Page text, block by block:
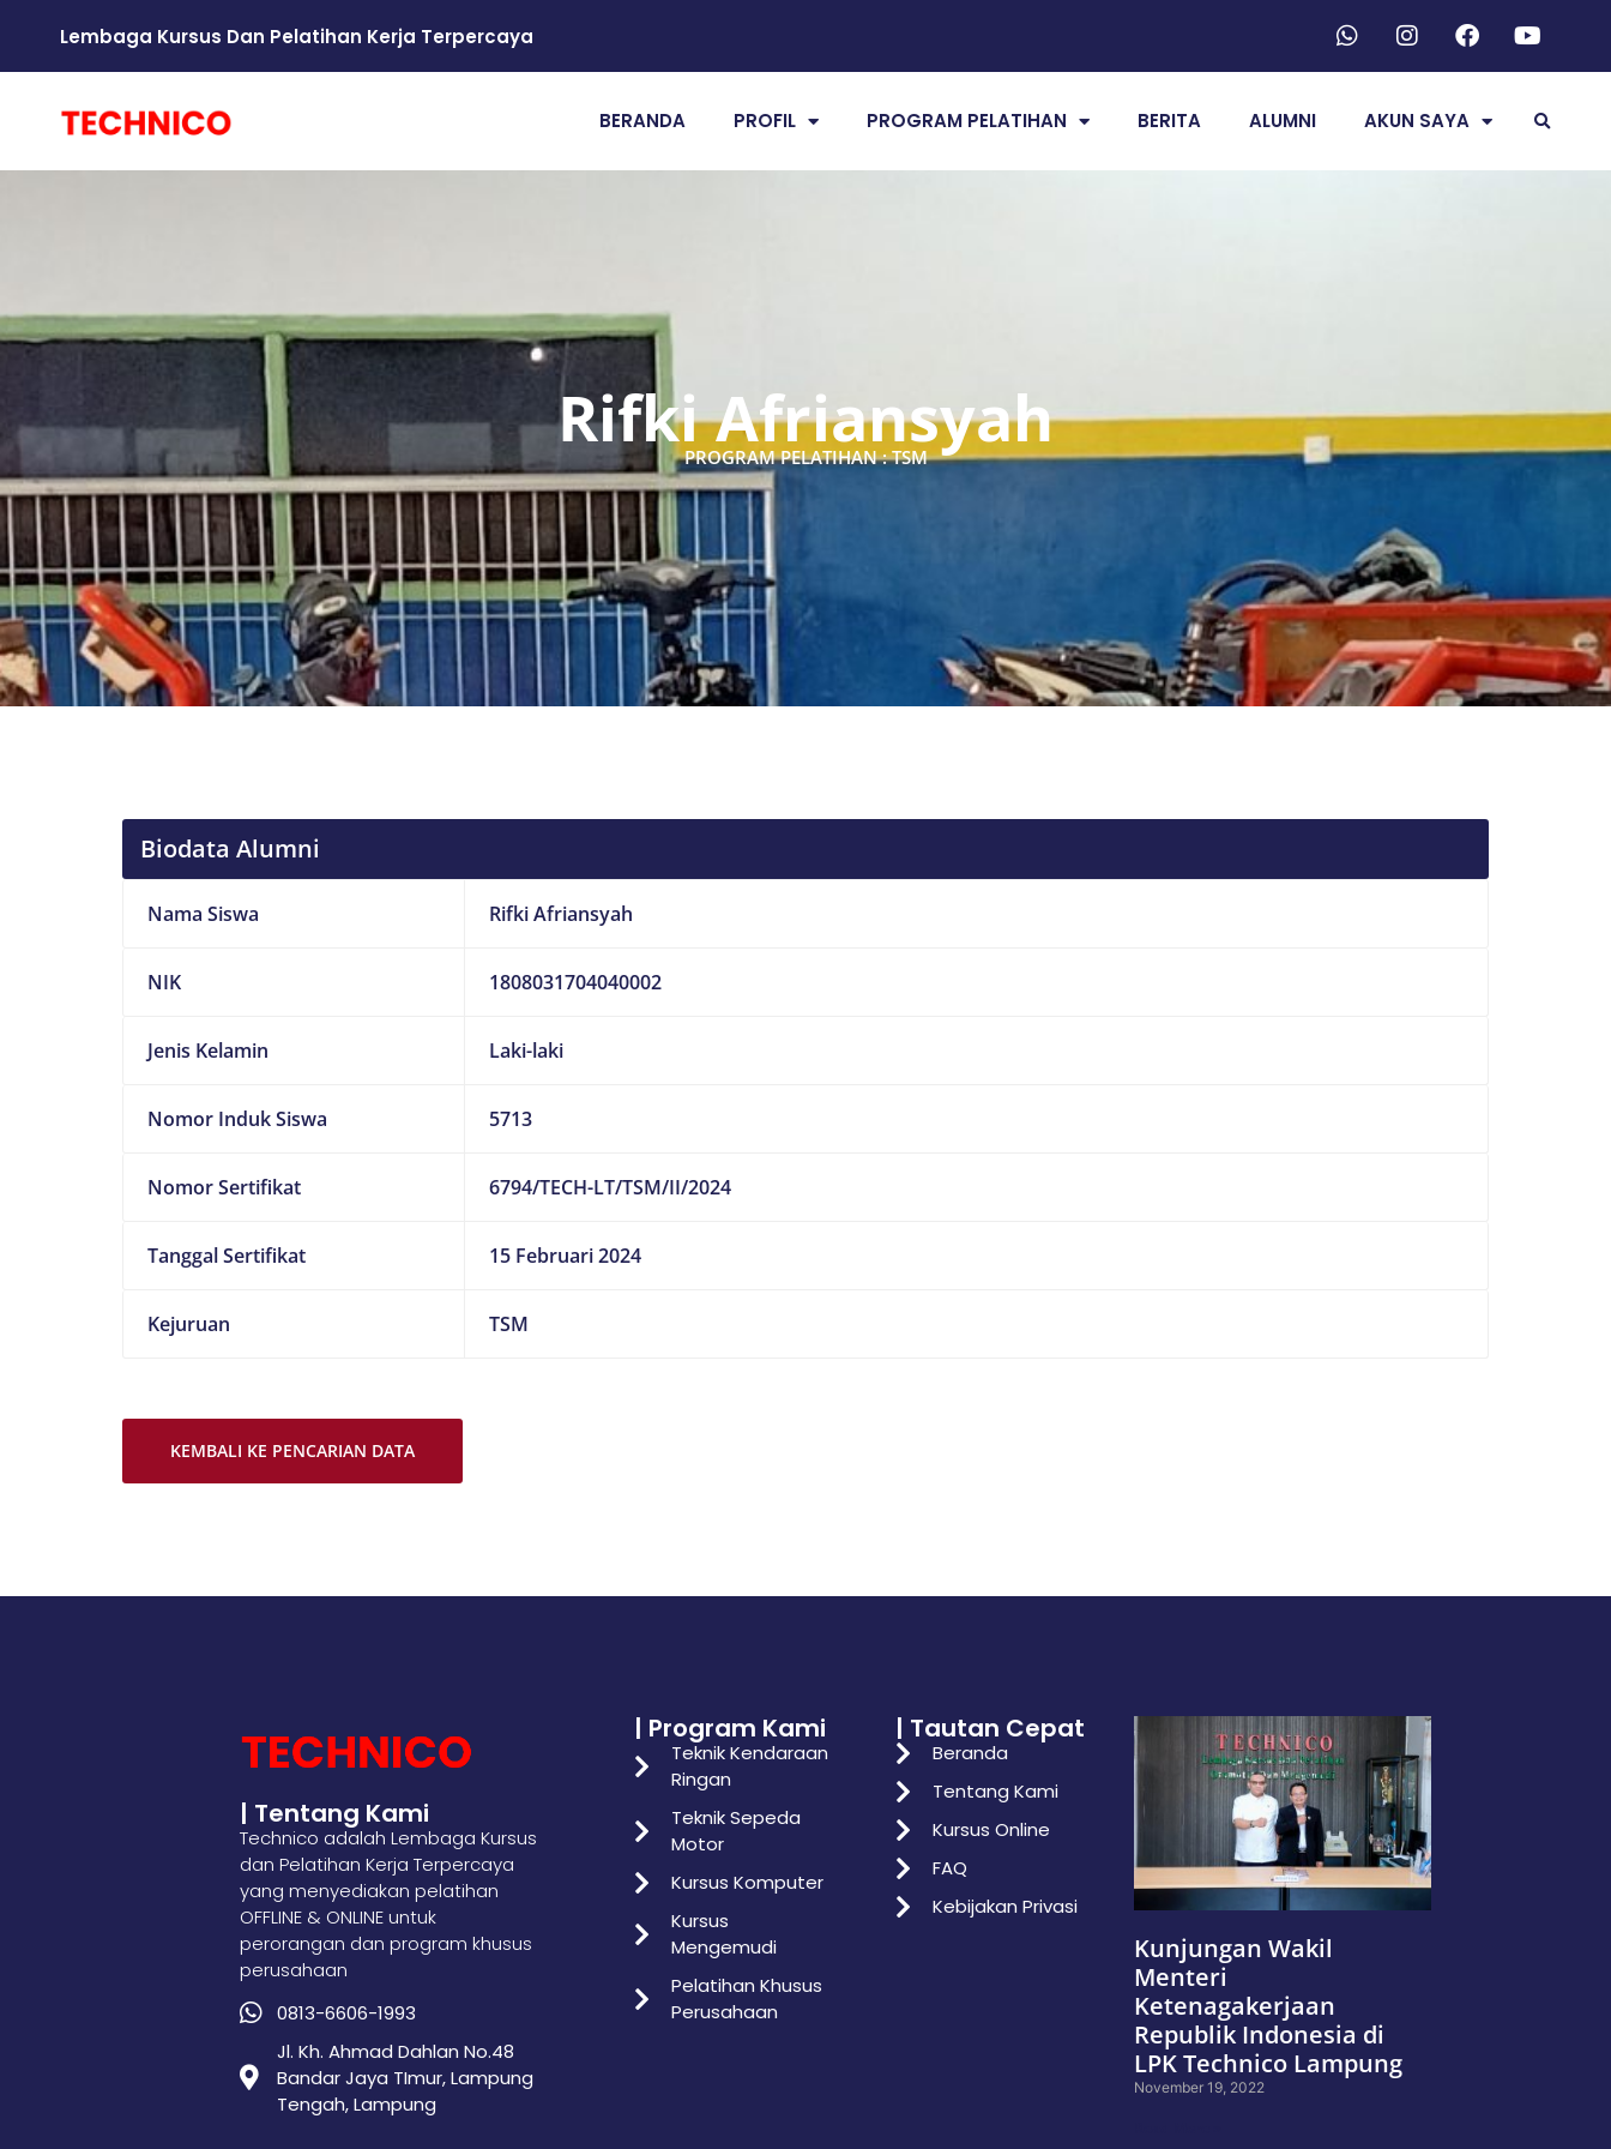
Lembaga Kursus Dan Pelatihan Kerja Terpercaya
BERANDA PROFIL PROGRAM PELATIHAN BERITA ALUMNI AKUN SAYA
Rifki Afriansyah
PROGRAM PELATIHAN : TSM
Biodata Alumni
Nama Siswa Rifki Afriansyah
NIK 1808031704040002
Jenis Kelamin Laki-laki
Nomor Induk Siswa 5713
Nomor Sertifikat 6794/TECH-LT/TSM/II/2024
Tanggal Sertifikat 15 Februari 2024
Kejuruan TSM
KEMBALI KE PENCARIAN DATA
| Tentang Kami
Technico adalah Lembaga Kursus
dan Pelatihan Kerja Terpercaya
yang menyediakan pelatihan
OFFLINE & ONLINE untuk
perorangan dan program khusus
perusahaan
0813-6606-1993
Jl. Kh. Ahmad Dahlan No.48
Bandar Jaya TImur, Lampung
Tengah, Lampung
| Program Kami
Teknik Kendaraan
Ringan
Teknik Sepeda
Motor
Kursus Komputer
Kursus
Mengemudi
Pelatihan Khusus
Perusahaan
| Tautan Cepat
Beranda
Tentang Kami
Kursus Online
FAQ
Kebijakan Privasi
Kunjungan Wakil
Menteri
Ketenagakerjaan
Republik Indonesia di
LPK Technico Lampung
November 19, 2022